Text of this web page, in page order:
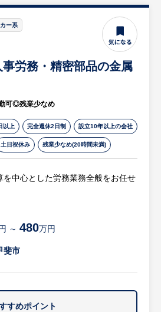
談時にお伝えします
求人担当コメント】
なし！内勤メインのサポート型営業
み営業などの新規開拓や数字ノルマ
7〜8割が社内業務となり、一人あた
社数も数社程度です。
産のため、無理な売り込みをするこ
客様とじっくり向き合えます。
み＆年間休日122日で私生活充実
休2日制（土日祝日休み）で、しっ
休みを取ることができます。
ないため、地元でワークライフバラ
切にしながら長く働けます。
迎！手厚い研修とフォロー体制
な知識は入社後の研修やOJTを通じ
習得可能です。
ー系
労務・精密部品の金属
可◎残業少なめ
以上 完全週休2日制 設立10年以上の会社
土日祝休み 残業少なめ(20時間未満)
を中心とした労務業務全般をお任せ
算（給料奉行／人事奉行を使用、毎
給）
研修業務など（将来的なサブ業務と
～ 480万円
斐市
すめポイント